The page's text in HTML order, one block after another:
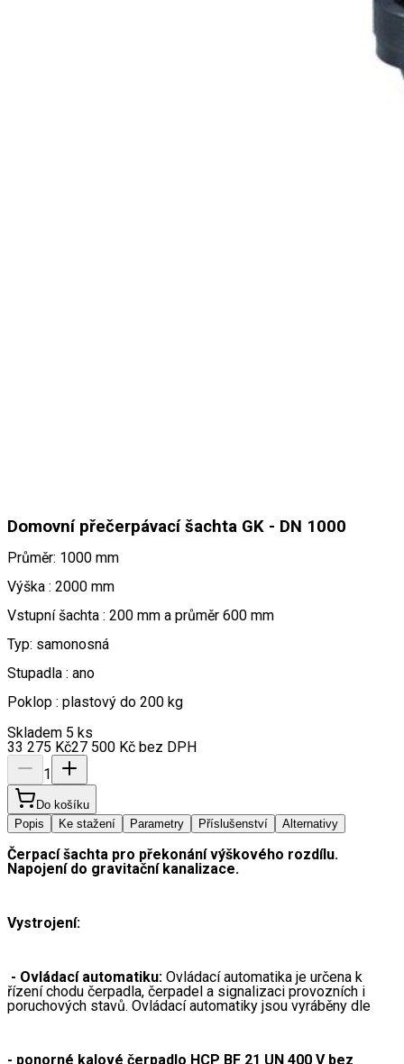
Domovní přečerpávací šachta GK - DN 1000
Průměr: 1000 mm
Výška : 2000 mm
Vstupní šachta : 200 mm a průměr 600 mm
Typ: samonosná
Stupadla : ano
Poklop : plastový do 200 kg
Skladem 5 ks
33 275 Kč27 500 Kč bez DPH
1
Do košíku
Popis
Ke stažení Parametry Příslušenství Alternativy
Čerpací šachta pro překonání výškového rozdílu.
Napojení do gravitační kanalizace.
Vystrojení:
- Ovládací automatiku: Ovládací automatika je určena k
řízení chodu čerpadla, čerpadel a signalizaci provozních i
poruchových stavů. Ovládací automatiky jsou vyráběny dle
- ponorné kalové čerpadlo HCP BF 21 UN 400 V bez